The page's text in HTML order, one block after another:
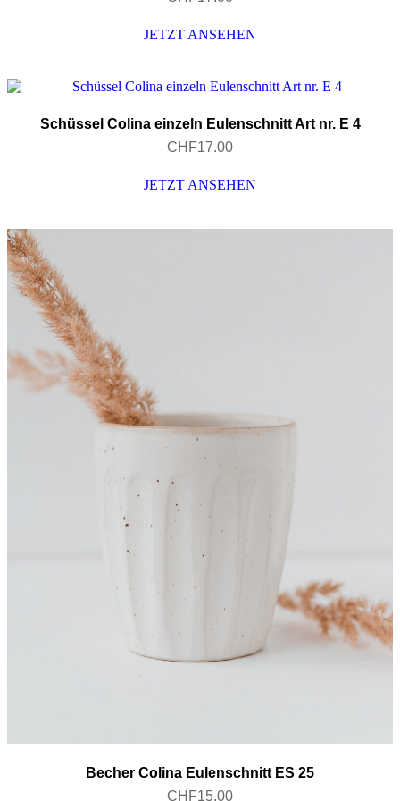
JETZT ANSEHEN
Schüssel Colina einzeln Eulenschnitt Art nr. E 4
CHF17.00
JETZT ANSEHEN
Becher Colina Eulenschnitt ES 25
CHF15.00